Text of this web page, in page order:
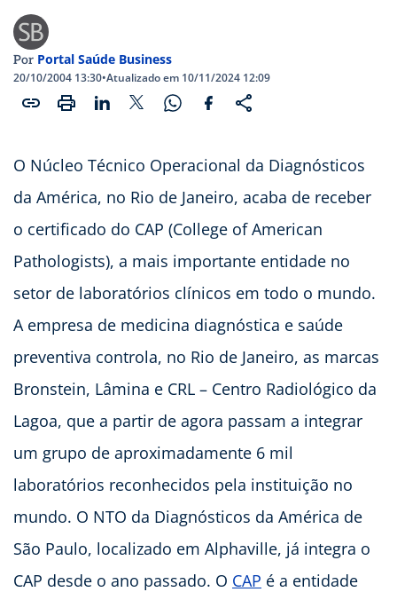
Por Portal Saúde Business
20/10/2004 13:30•Atualizado em 10/11/2024 12:09
O Núcleo Técnico Operacional da Diagnósticos
da América, no Rio de Janeiro, acaba de receber
o certificado do CAP (College of American
Pathologists), a mais importante entidade no
setor de laboratórios clínicos em todo o mundo.
A empresa de medicina diagnóstica e saúde
preventiva controla, no Rio de Janeiro, as marcas
Bronstein, Lâmina e CRL – Centro Radiológico da
Lagoa, que a partir de agora passam a integrar
um grupo de aproximadamente 6 mil
laboratórios reconhecidos pela instituição no
mundo. O NTO da Diagnósticos da América de
São Paulo, localizado em Alphaville, já integra o
CAP desde o ano passado. O CAP é a entidade